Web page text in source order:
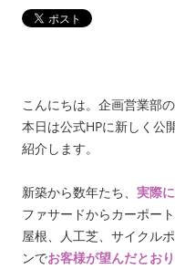
こんにちは。企画営業部の
本日は公式HPに新しく公
紹介します。
新築から数年たち、 実際
ファサードからカーポー
屋根、人工芝、サイクル
ンでお客様が望んだとお